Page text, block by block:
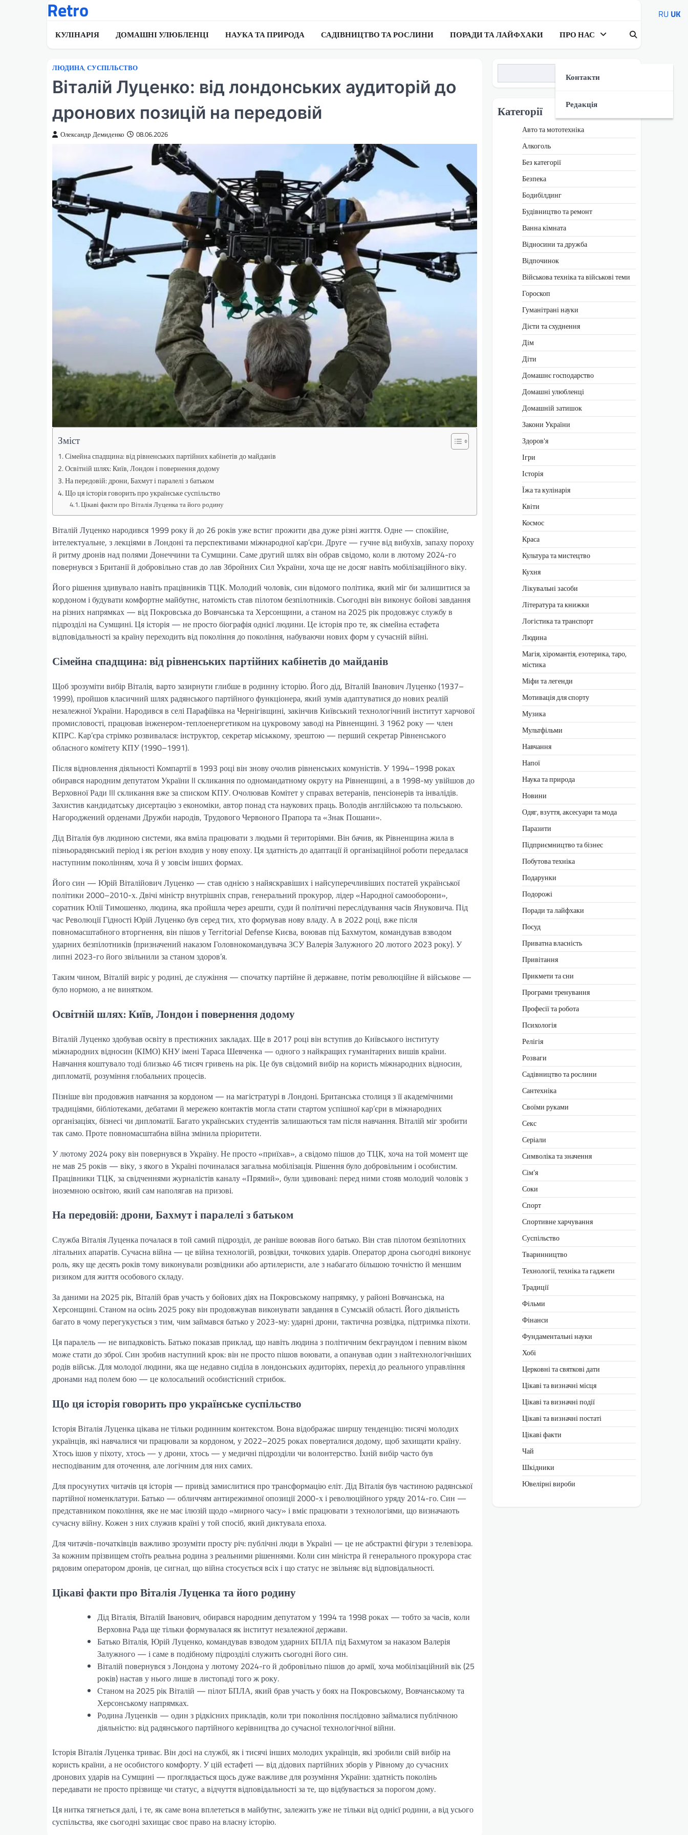
Retro
КУЛІНАРІЯ ДОМАШНІ УЛЮБЛЕНЦІ НАУКА ТА ПРИРОДА САДІВНИЦТВО ТА РОСЛИНИ ПОРАДИ ТА ЛАЙФХАКИ ПРО НАС
Контакти
Редакція
ЛЮДИНА, СУСПІЛЬСТВО
Віталій Луценко: від лондонських аудиторій до
дронових позицій на передовій
Олександр Демиденко 08.06.2026
Зміст
Сімейна спадщина: від рівненських партійних кабінетів до майданів
Освітній шлях: Київ, Лондон і повернення додому
На передовій: дрони, Бахмут і паралелі з батьком
Що ця історія говорить про українське суспільство
Цікаві факти про Віталія Луценка та його родину
Віталій Луценко народився 1999 року й до 26 років уже встиг прожити два дуже різні життя. Одне — спокійне,
інтелектуальне, з лекціями в Лондоні та перспективами міжнародної кар’єри. Друге — гучне від вибухів, запаху пороху
й ритму дронів над полями Донеччини та Сумщини. Саме другий шлях він обрав свідомо, коли в лютому 2024-го
повернувся з Британії й добровільно став до лав Збройних Сил України, хоча ще не досяг навіть мобілізаційного віку.
Його рішення здивувало навіть працівників ТЦК. Молодий чоловік, син відомого політика, який міг би залишитися за
кордоном і будувати комфортне майбутнє, натомість став пілотом безпілотників. Сьогодні він виконує бойові завдання
на різних напрямках — від Покровська до Вовчанська та Херсонщини, а станом на 2025 рік продовжує службу в
підрозділі на Сумщині. Ця історія — не просто біографія однієї людини. Це історія про те, як сімейна естафета
відповідальності за країну переходить від покоління до покоління, набуваючи нових форм у сучасній війні.
Сімейна спадщина: від рівненських партійних кабінетів до майданів
Щоб зрозуміти вибір Віталія, варто зазирнути глибше в родинну історію. Його дід, Віталій Іванович Луценко (1937–
1999), пройшов класичний шлях радянського партійного функціонера, який зумів адаптуватися до нових реалій
незалежної України. Народився в селі Парафіївка на Чернігівщині, закінчив Київський технологічний інститут харчової
промисловості, працював інженером-теплоенергетиком на цукровому заводі на Рівненщині. З 1962 року — член
КПРС. Кар’єра стрімко розвивалася: інструктор, секретар міськкому, зрештою — перший секретар Рівненського
обласного комітету КПУ (1990–1991).
Після відновлення діяльності Компартії в 1993 році він знову очолив рівненських комуністів. У 1994–1998 роках
обирався народним депутатом України II скликання по одномандатному округу на Рівненщині, а в 1998-му увійшов до
Верховної Ради III скликання вже за списком КПУ. Очолював Комітет у справах ветеранів, пенсіонерів та інвалідів.
Захистив кандидатську дисертацію з економіки, автор понад ста наукових праць. Володів англійською та польською.
Нагороджений орденами Дружби народів, Трудового Червоного Прапора та «Знак Пошани».
Дід Віталія був людиною системи, яка вміла працювати з людьми й територіями. Він бачив, як Рівненщина жила в
пізньорадянський період і як регіон входив у нову епоху. Ця здатність до адаптації й організаційної роботи передалася
наступним поколінням, хоча й у зовсім інших формах.
Його син — Юрій Віталійович Луценко — став однією з найяскравіших і найсуперечливіших постатей української
політики 2000–2010-х. Двічі міністр внутрішніх справ, генеральний прокурор, лідер «Народної самооборони»,
соратник Юлії Тимошенко, людина, яка пройшла через арешти, суди й політичні переслідування часів Януковича. Під
час Революції Гідності Юрій Луценко був серед тих, хто формував нову владу. А в 2022 році, вже після
повномасштабного вторгнення, він пішов у Territorial Defense Києва, воював під Бахмутом, командував взводом
ударних безпілотників (призначений наказом Головнокомандувача ЗСУ Валерія Залужного 20 лютого 2023 року). У
липні 2023-го його звільнили за станом здоров’я.
Таким чином, Віталій виріс у родині, де служіння — спочатку партійне й державне, потім революційне й військове —
було нормою, а не винятком.
Освітній шлях: Київ, Лондон і повернення додому
Віталій Луценко здобував освіту в престижних закладах. Ще в 2017 році він вступив до Київського інституту
міжнародних відносин (КІМО) КНУ імені Тараса Шевченка — одного з найкращих гуманітарних вишів країни.
Навчання коштувало тоді близько 46 тисяч гривень на рік. Це був свідомий вибір на користь міжнародних відносин,
дипломатії, розуміння глобальних процесів.
Пізніше він продовжив навчання за кордоном — на магістратурі в Лондоні. Британська столиця з її академічними
традиціями, бібліотеками, дебатами й мережею контактів могла стати стартом успішної кар’єри в міжнародних
організаціях, бізнесі чи дипломатії. Багато українських студентів залишаються там після навчання. Віталій міг зробити
так само. Проте повномасштабна війна змінила пріоритети.
У лютому 2024 року він повернувся в Україну. Не просто «приїхав», а свідомо пішов до ТЦК, хоча на той момент ще
не мав 25 років — віку, з якого в Україні починалася загальна мобілізація. Рішення було добровільним і особистим.
Працівники ТЦК, за свідченнями журналістів каналу «Прямий», були здивовані: перед ними стояв молодий чоловік з
іноземною освітою, який сам наполягав на призові.
На передовій: дрони, Бахмут і паралелі з батьком
Служба Віталія Луценка почалася в той самий підрозділ, де раніше воював його батько. Він став пілотом безпілотних
літальних апаратів. Сучасна війна — це війна технологій, розвідки, точкових ударів. Оператор дрона сьогодні виконує
роль, яку ще десять років тому виконували розвідники або артилеристи, але з набагато більшою точністю й меншим
ризиком для життя особового складу.
За даними на 2025 рік, Віталій брав участь у бойових діях на Покровському напрямку, у районі Вовчанська, на
Херсонщині. Станом на осінь 2025 року він продовжував виконувати завдання в Сумській області. Його діяльність
багато в чому перегукується з тим, чим займався батько у 2023-му: ударні дрони, тактична розвідка, підтримка піхоти.
Ця паралель — не випадковість. Батько показав приклад, що навіть людина з політичним бекграундом і певним віком
може стати до зброї. Син зробив наступний крок: він не просто пішов воювати, а опанував один з найтехнологічніших
родів військ. Для молодої людини, яка ще недавно сиділа в лондонських аудиторіях, перехід до реального управління
дронами над полем бою — це колосальний особистісний стрибок.
Що ця історія говорить про українське суспільство
Історія Віталія Луценка цікава не тільки родинним контекстом. Вона відображає ширшу тенденцію: тисячі молодих
українців, які навчалися чи працювали за кордоном, у 2022–2025 роках поверталися додому, щоб захищати країну.
Хтось ішов у піхоту, хтось — у дрони, хтось — у медичні підрозділи чи волонтерство. Їхній вибір часто був
несподіваним для оточення, але логічним для них самих.
Для просунутих читачів ця історія — привід замислитися про трансформацію еліт. Дід Віталія був частиною радянської
партійної номенклатури. Батько — обличчям антирежимної опозиції 2000-х і революційного уряду 2014-го. Син —
представником покоління, яке не має ілюзій щодо «мирного часу» і вміє працювати з технологіями, що визначають
сучасну війну. Кожен з них служив країні у той спосіб, який диктувала епоха.
Для читачів-початківців важливо зрозуміти просту річ: публічні люди в Україні — це не абстрактні фігури з телевізора.
За кожним прізвищем стоїть реальна родина з реальними рішеннями. Коли син міністра й генерального прокурора стає
рядовим оператором дронів, це сигнал, що війна стосується всіх і що статус не звільняє від відповідальності.
Цікаві факти про Віталія Луценка та його родину
Дід Віталія, Віталій Іванович, обирався народним депутатом у 1994 та 1998 роках — тобто за часів, коли
Верховна Рада ще тільки формувалася як інститут незалежної держави.
Батько Віталія, Юрій Луценко, командував взводом ударних БПЛА під Бахмутом за наказом Валерія
Залужного — і саме в подібному підрозділі служить сьогодні його син.
Віталій повернувся з Лондона у лютому 2024-го й добровільно пішов до армії, хоча мобілізаційний вік (25
років) настав у нього лише в листопаді того ж року.
Станом на 2025 рік Віталій — пілот БПЛА, який брав участь у боях на Покровському, Вовчанському та
Херсонському напрямках.
Родина Луценків — один з рідкісних прикладів, коли три покоління послідовно займалися публічною
діяльністю: від радянського партійного керівництва до сучасної технологічної війни.
Історія Віталія Луценка триває. Він досі на службі, як і тисячі інших молодих українців, які зробили свій вибір на
користь країни, а не особистого комфорту. У цій естафеті — від дідових партійних зборів у Рівному до сучасних
дронових ударів на Сумщині — проглядається щось дуже важливе для розуміння України: здатність поколінь
передавати не просто прізвище чи статус, а відчуття відповідальності за те, що відбувається за порогом дому.
Ця нитка тягнеться далі, і те, як саме вона вплететься в майбутнє, залежить уже не тільки від однієї родини, а від усього
суспільства, яке сьогодні захищає своє право на власну історію.
Категорії
Авто та мототехніка
Алкоголь
Без категорії
Безпека
Бодибілдинг
Будівництво та ремонт
Ванна кімната
Відносини та дружба
Відпочинок
Військова техніка та військові теми
Гороскоп
Гуманітрані науки
Дієти та схуднення
Дім
Діти
Домашнє господарство
Домашні улюбленці
Домашній затишок
Закони України
Здоров'я
Ігри
Історія
Їжа та кулінарія
Квіти
Космос
Краса
Культура та мистецтво
Кухня
Лікувальні засоби
Література та книжки
Логістика та транспорт
Людина
Магія, хіромантія, езотерика, таро,
містика
Міфи та легенди
Мотивація для спорту
Музика
Мультфільми
Навчання
Напої
Наука та природа
Новини
Одяг, взуття, аксесуари та мода
Паразити
Підприємництво та бізнес
Побутова техніка
Подарунки
Подорожі
Поради та лайфхаки
Посуд
Приватна власність
Привітання
Прикмети та сни
Програми тренування
Професії та робота
Психологія
Релігія
Розваги
Садівництво та рослини
Сантехніка
Своїми руками
Секс
Серіали
Символіка та значення
Сім’я
Соки
Спорт
Спортивне харчування
Суспільство
Тваринництво
Технології, техніка та гаджети
Традиції
Фільми
Фінанси
Фундаментальні науки
Хобі
Церковні та святкові дати
Цікаві та визначні місця
Цікаві та визначні події
Цікаві та визначні постаті
Цікаві факти
Чай
Шкідники
Ювелірні вироби
RU UK